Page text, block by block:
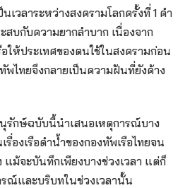
เวลาระหว่างสงครามโลกครั้งที่ 1 คำ
สบกับความยากลำบาก เนื่องจาก
ให้ประเทศของตนใช้ในสงครามก่อน
พไทยจึงกลายเป็นความฝันที่ยังค้าง
รักษ์ฉบับนี้นำเสนอเหตุการณ์บาง
องเรือดำน้ำของกองทัพเรือไทยจน
ม้จะบันทึกเพียงบางช่วงเวลา แต่ก็
ณ์และบริบทในช่วงเวลานั้น